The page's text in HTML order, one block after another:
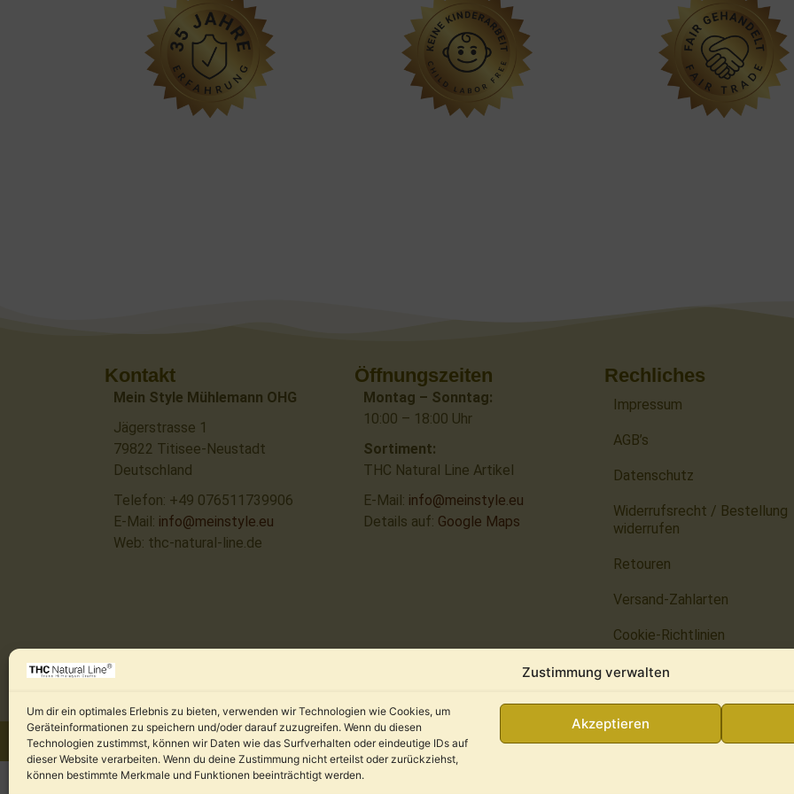
Zustimmung verwalten
Um dir ein optimales Erlebnis zu bieten, verwenden wir Technologien wie Cookies, um
Geräteinformationen zu speichern und/oder darauf zuzugreifen. Wenn du diesen
Technologien zustimmst, können wir Daten wie das Surfverhalten oder eindeutige IDs auf
dieser Website verarbeiten. Wenn du deine Zustimmung nicht erteilst oder zurückziehst,
können bestimmte Merkmale und Funktionen beeinträchtigt werden.
Akzeptieren
Kontakt
Mein Style Mühlemann OHG
Jägerstrasse 1
79822 Titisee-Neustadt
Deutschland
Telefon: +49 076511739906
E-Mail: info@meinstyle.eu
Web: thc-natural-line.de
Öffnungszeiten
Montag – Sonntag:
10:00 – 18:00 Uhr
Sortiment:
THC Natural Line Artikel
E-Mail: info@meinstyle.eu
Details auf: Google Maps
Rechliches
Impressum
AGB’s
Datenschutz
Widerrufsrecht / Bestellung
widerrufen
Retouren
Versand-Zahlarten
Cookie-Richtlinien
© 2026 All Rights Reserved. THC Natural Line®